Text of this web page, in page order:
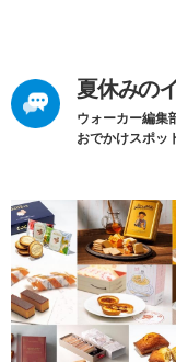
夏休みの
ウォーカー編集
おでかけスポッ